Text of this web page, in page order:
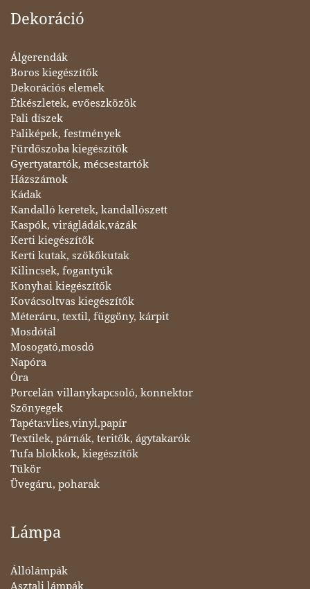
Dekoráció
Álgerendák
Boros kiegészítők
Dekorációs elemek
Étkészletek, evőeszközök
Fali díszek
Faliképek, festmények
Fürdőszoba kiegészítők
Gyertyatartók, mécsestartók
Házszámok
Kádak
Kandalló keretek, kandallószett
Kaspók, virágládák,vázák
Kerti kiegészítők
Kerti kutak, szökőkutak
Kilincsek, fogantyúk
Konyhai kiegészítők
Kovácsoltvas kiegészítők
Méteráru, textil, függöny, kárpit
Mosdótál
Mosogató,mosdó
Napóra
Óra
Porcelán villanykapcsoló, konnektor
Szőnyegek
Tapéta:vlies,vinyl,papír
Textilek, párnák, teritők, ágytakarók
Tufa blokkok, kiegészítők
Tükör
Üvegáru, poharak
Lámpa
Állólámpák
Asztali lámpák